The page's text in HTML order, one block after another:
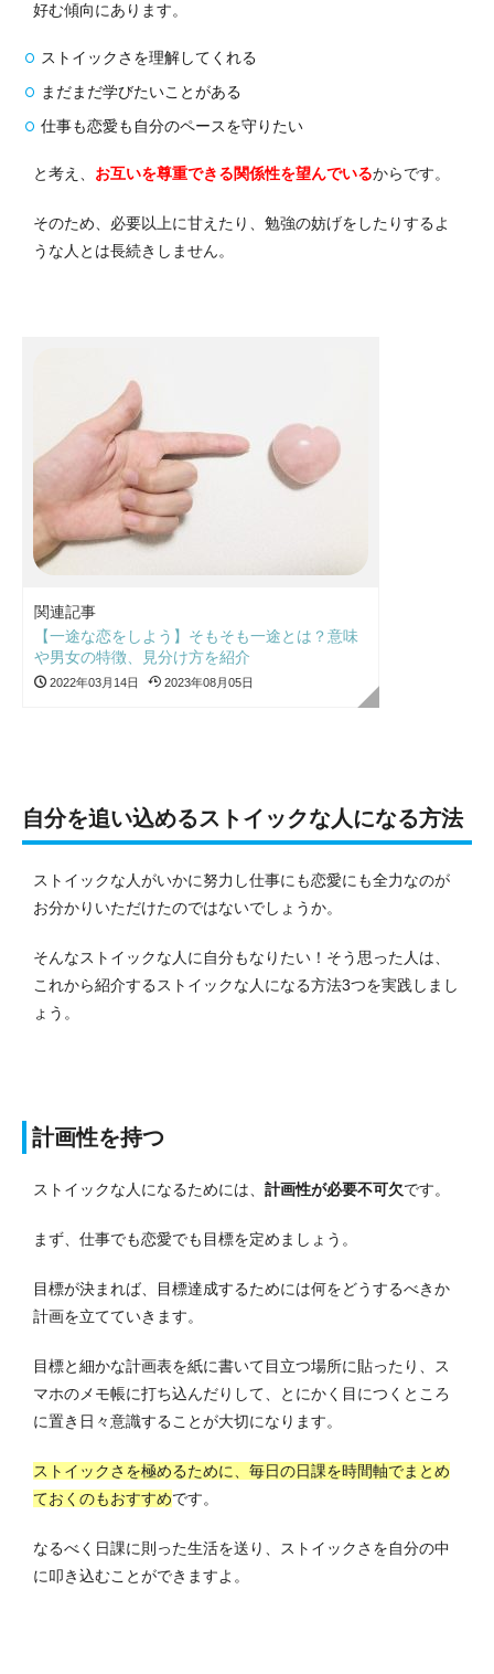
好む傾向にあります。
ストイックさを理解してくれる
まだまだ学びたいことがある
仕事も恋愛も自分のペースを守りたい
と考え、 お互いを尊重できる関係性を望んでいるからです。
そのため、必要以上に甘えたり、勉強の妨げをしたりするよ
うな人とは長続きしません。
関連記事
【一途な恋をしよう】そもそも一途とは？意味
や男女の特徴、見分け方を紹介
2022年03月14日 2023年08月05日
自分を追い込めるストイックな人になる方法
ストイックな人がいかに努力し仕事にも恋愛にも全力なのが
お分かりいただけたのではないでしょうか。
そんなストイックな人に自分もなりたい！そう思った人は、
これから紹介するストイックな人になる方法3つを実践しまし
ょう。
計画性を持つ
ストイックな人になるためには、 計画性が必要不可欠です。
まず、仕事でも恋愛でも目標を定めましょう。
目標が決まれば、目標達成するためには何をどうするべきか
計画を立てていきます。
目標と細かな計画表を紙に書いて目立つ場所に貼ったり、ス
マホのメモ帳に打ち込んだりして、とにかく目につくところ
に置き日々意識することが大切になります。
ストイックさを極めるために、毎日の日課を時間軸でまとめ
ておくのもおすすめです。
なるべく日課に則った生活を送り、ストイックさを自分の中
に叩き込むことができますよ。